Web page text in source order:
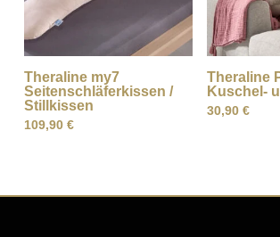
Theraline my7
Seitenschläferkissen /
Stillkissen
109,90€
Theraline
Kuschel-
30,90 €